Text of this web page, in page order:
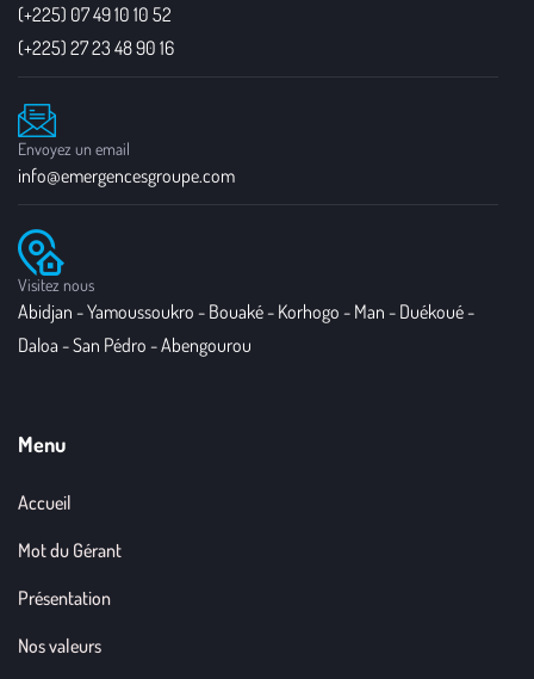
(+225) 07 49 10 10 52
(+225) 27 23 48 90 16
Envoyez un email
info@emergencesgroupe.com
Visitez nous
Abidjan - Yamoussoukro - Bouaké - Korhogo - Man - Duékoué -
Daloa - San Pédro - Abengourou
Menu
Accueil
Mot du Gérant
Présentation
Nos valeurs